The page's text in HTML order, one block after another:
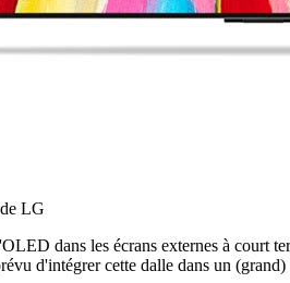
LG
dans les écrans externes à
d'intégrer cette dalle dans un